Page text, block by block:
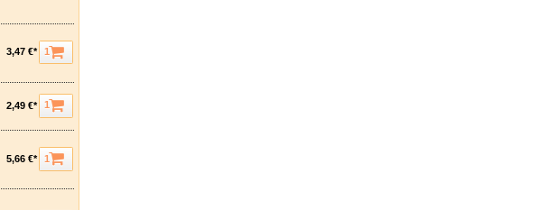
3,47 €* 1
2,49 €* 1
5,66 €* 1